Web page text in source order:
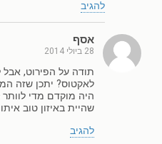
להגיב
אסף
28 ביולי 2014
תודה על הפירוט,
לאקטוס? יתכן שזה
היה מוקדם מדי לוותר
שהיית באיזון טוב
להגיב